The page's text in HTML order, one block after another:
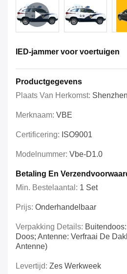
IED-jammer voor voertuigen
Productgegevens
Plaats Van Herkomst:
Merknaam: VBE
Certificering: ISO9001
Modelnummer: Vbe-D1.0
Betaling En
Min. Bestelaantal: 1 Set
Prijs: Onderhandelbaar
Verpakking Details:
Doos; Antenne: Verfraai De
Antenne)
Levertijd: Zes Werkweek